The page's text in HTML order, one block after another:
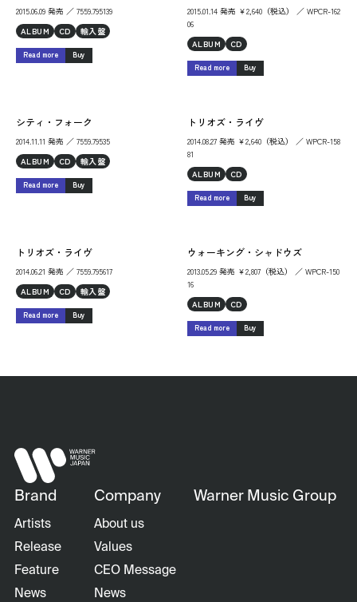
2015.06.09 発売 ／ 7559.795139
ALBUM
CD 輸入盤
Read more Buy
2015.01.14 発売 ￥2,640（税込） ／ WPCR-162
06
ALBUM
CD
Read more Buy
シティ・フォーク
2014.11.11 発売 ／ 7559.79535
ALBUM
CD 輸入盤
Read more Buy
トリオズ・ライヴ
2014.08.27 発売 ￥2,640（税込） ／ WPCR-158
81
ALBUM
CD
Read more Buy
トリオズ・ライヴ
2014.06.21 発売 ／ 7559.795617
ALBUM
CD 輸入盤
Read more Buy
ウォーキング・シャドウズ
2013.05.29 発売 ￥2,807（税込） ／ WPCR-150
16
ALBUM
CD
Read more Buy
Brand
Artists
Release
Feature
News
Company
About us
Values
CEO Message
News
Warner Music Group